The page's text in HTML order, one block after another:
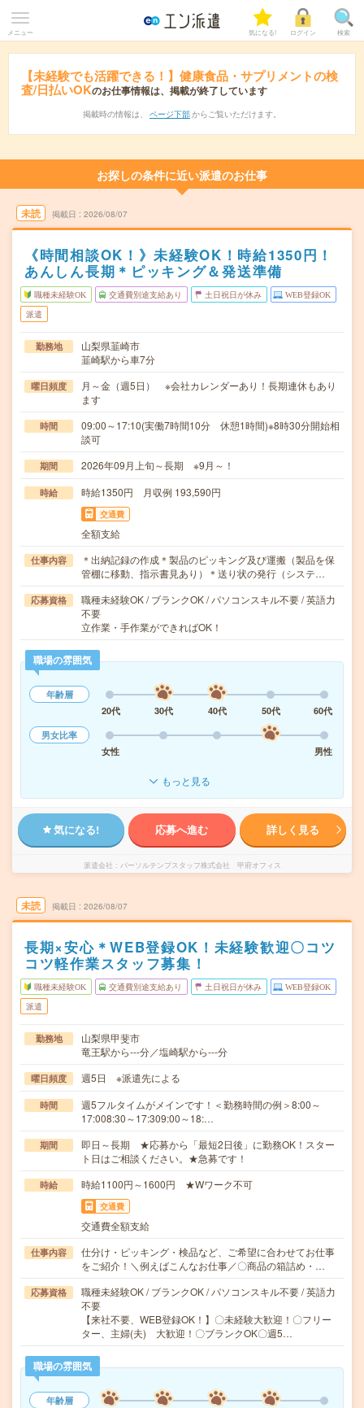
メニュー 気になる! ログイン 検索
【未経験でも活躍できる！】健康食品・サプリメントの検
査/日払いOKのお仕事情報は、掲載が終了しています
掲載時の情報は、 ページ下部 からご覧いただけます。
お探しの条件に近い派遣のお仕事
未読 掲載日 2026/08/07
《時間相談OK！》未経験OK！時給1350円！
あんしん長期＊ピッキング＆発送準備
職種未経験OK 交通費別途支給あり 土日祝日が休み WEB登録OK
派遣
勤務地
山梨県韮崎市
韮崎駅から車7分
曜日頻度
月～金（週5日） ※会社カレンダーあり！長期連休もあり
ます
時間
09:00～17:10(実働7時間10分 休憩1時間)※8時30分開始相
談可
期間 2026年09月上旬～長期 ※9月～！
時給 時給1350円 月収例 193,590円
交通費
全額支給
仕事内容
＊出納記録の作成＊製品のピッキング及び運搬（製品を保
管棚に移動、指示書見あり）＊送り状の発行（システ…
応募資格
職種未経験OK / ブランクOK / パソコンスキル不要 / 英語力
不要
立作業・手作業ができればOK！
職場の雰囲気
年齢層
20代
30代 40代 50代
60代
男女比率
女性
男性
もっと見る
気になる! 応募へ進む 詳しく見る
派遣会社 パーソルテンプスタッフ株式会社 甲府オフィス
未読 掲載日 2026/08/07
長期×安心＊WEB登録OK！未経験歓迎〇コツ
コツ軽作業スタッフ募集！
職種未経験OK 交通費別途支給あり 土日祝日が休み WEB登録OK
派遣
勤務地
山梨県甲斐市
竜王駅から---分／塩崎駅から---分
曜日頻度 週5日 ※派遣先による
時間
週5フルタイムがメインです！＜勤務時間の例＞8:00～
17:008:30～17:309:00～18:…
期間
即日～長期 ★応募から「最短2日後」に勤務OK！スター
ト日はご相談ください。★急募です！
時給 時給1100円～1600円 ★Wワーク不可
交通費
交通費全額支給
仕事内容
仕分け・ピッキング・検品など、ご希望に合わせてお仕事
をご紹介！＼例えばこんなお仕事／〇商品の箱詰め・…
応募資格
職種未経験OK / ブランクOK / パソコンスキル不要 / 英語力
不要
【来社不要、WEB登録OK！】〇未経験大歓迎！〇フリー
ター、主婦(夫) 大歓迎！〇ブランクOK〇週5…
職場の雰囲気
年齢層